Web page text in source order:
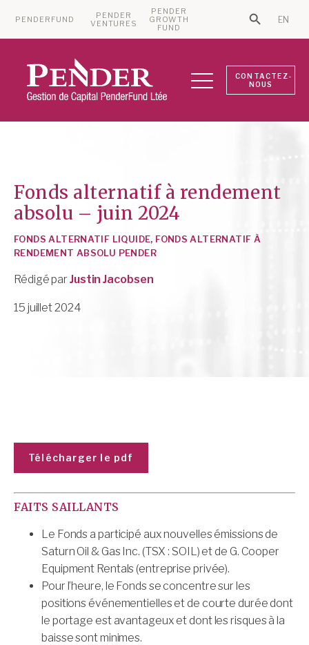
PENDERFUND
PENDER
VENTURES
PENDER
GROWTH
FUND
Search for:
Search
EN
CONTACTEZ-
NOUS
Fonds alternatif à rendement
absolu – juin 2024
FONDS ALTERNATIF LIQUIDE, FONDS ALTERNATIF À
RENDEMENT ABSOLU PENDER
Rédigé par Justin Jacobsen
15 juillet 2024
Télécharger le pdf
FAITS SAILLANTS
Le Fonds a participé aux nouvelles émissions de
Saturn Oil & Gas Inc. (TSX : SOIL) et de G. Cooper
Equipment Rentals (entreprise privée).
Pour l’heure, le Fonds se concentre sur les
positions événementielles et de courte durée dont
le portage est avantageux et dont les risques à la
baisse sont minimes.